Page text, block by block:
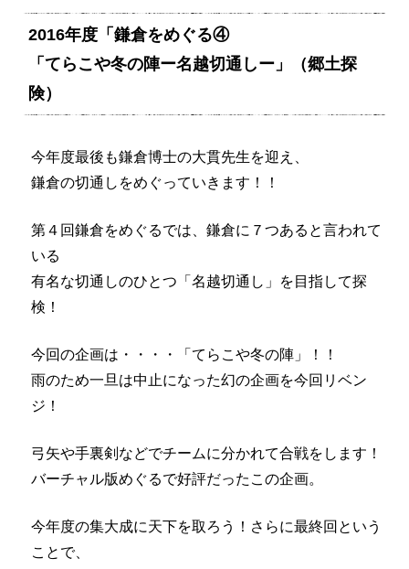
2016年度「鎌倉をめぐる④
「てらこや冬の陣ー名越切通しー」（郷土探
険）
今年度最後も鎌倉博士の大貫先生を迎え、
鎌倉の切通しをめぐっていきます！！
第４回鎌倉をめぐるでは、鎌倉に７つあると言われて
いる
有名な切通しのひとつ「名越切通し」を目指して探
検！
今回の企画は・・・・「てらこや冬の陣」！！
雨のため一旦は中止になった幻の企画を今回リベン
ジ！
弓矢や手裏剣などでチームに分かれて合戦をします！
バーチャル版めぐるで好評だったこの企画。
今年度の集大成に天下を取ろう！さらに最終回という
ことで、